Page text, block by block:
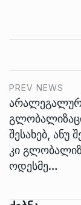
PREV NEWS
შესახებ, ანუ
კი
ოდესმე…